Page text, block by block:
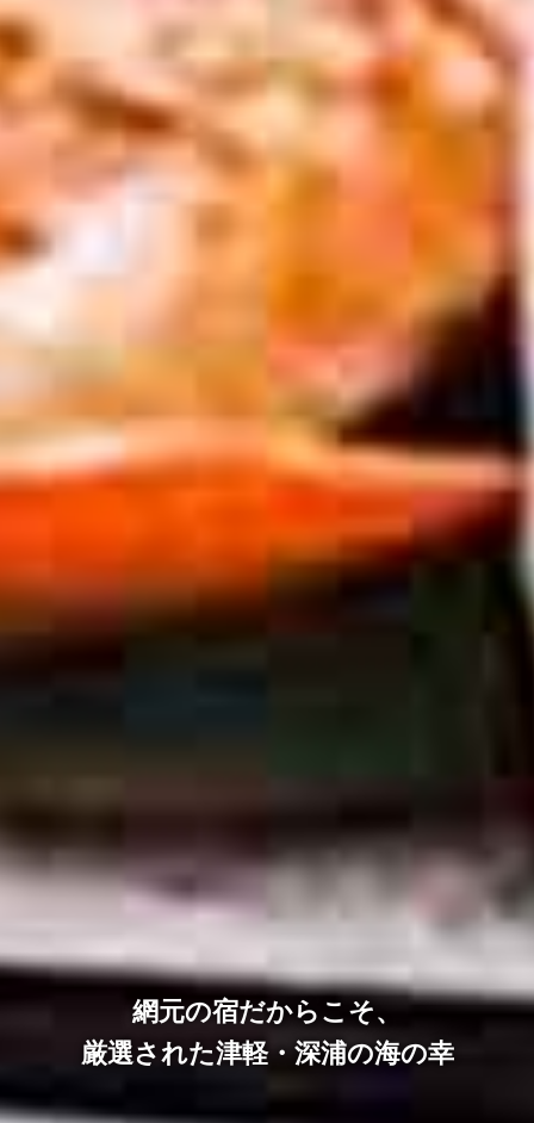
五感に響く、景色と温泉、
おいしい食に出会う旅
日本海のエネルギーを
間近に感じる波打ち際の露天風呂
「ジュッ」という音が
聞こえてきそうな夕陽を眺める
網元の宿だからこそ、
厳選された津軽・深浦の海の幸
全室オーシャンビュー！
心ほどけるくつろぎの客室